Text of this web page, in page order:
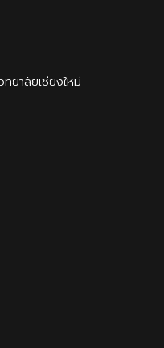
ยาลัยเชียงใหม่